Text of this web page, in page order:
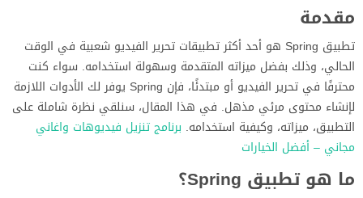
مقدمة
تطبيق Spring هو أحد أكثر تطبيقات تحرير الفيديو شعبية في الوقت
الحالي، وذلك بفضل ميزاته المتقدمة وسهولة استخدامه. سواء كنت
محترفًا في تحرير الفيديو أو مبتدئًا، فإن Spring يوفر لك الأدوات اللازمة
لإنشاء محتوى مرئي مذهل. في هذا المقال، سنلقي نظرة شاملة على
التطبيق، ميزاته، وكيفية استخدامه. برنامج تنزيل فيديوهات واغاني
مجاني – أفضل الخيارات
ما هو تطبيق Spring؟